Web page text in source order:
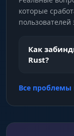
Мир и Рейд
Турели),
покажет
Верстаков и
которые
пользователей
Как
Rust?
Все